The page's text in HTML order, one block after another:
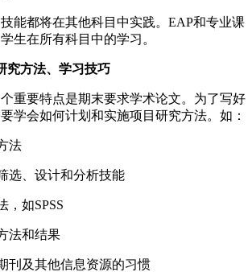
能都将在其他科目中实践。EAP和专业课
生在所有科目中的学习。
究方法、学习技巧
重要特点是期末要求学术论文。为了写好
学会如何计划和实施项目研究方法。如：
法
选、设计和分析技能
，如SPSS
法和结果
刊及其他信息资源的习惯